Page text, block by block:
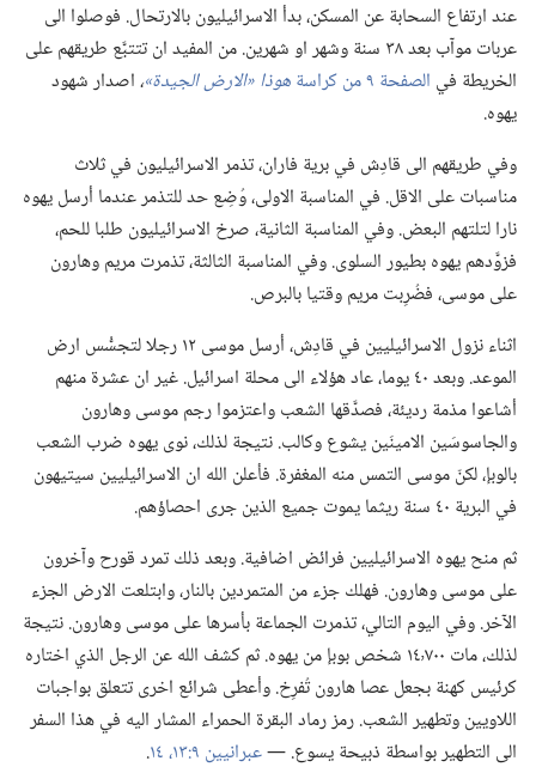
عند ارتفاع السحابة عن المسكن،‏ بدأ الاسرائيليون بالارتحال.‏ فوصلوا الى
عربات موآب بعد ٣٨ سنة وشهر او شهرين.‏ من المفيد ان تتتبَّع طريقهم على
الخريطة في الصفحة ٩ من كراسة هوذا «الارض الجيدة»‏‏،‏اصدار شهود
يهوه.‏
وفي طريقهم الى قادِش في برية فاران،‏ تذمر الاسرائيليون في ثلاث
مناسبات على الاقل.‏ في المناسبة الاولى،‏ وُضِع حد للتذمر عندما أرسل يهوه
نارا لتلتهم البعض.‏ وفي المناسبة الثانية،‏ صرخ الاسرائيليون طلبا للحم،‏
فزوَّدهم يهوه بطيور السلوى.‏ وفي المناسبة الثالثة،‏ تذمرت مريم وهارون
على موسى،‏ فضُرِبت مريم وقتيا بالبرص.‏
اثناء نزول الاسرائيليين في قادِش،‏ أرسل موسى ١٢ رجلا لتجسُّس ارض
الموعد.‏ وبعد ٤٠ يوما،‏ عاد هؤلاء الى محلة اسرائيل.‏ غير ان عشرة منهم
أشاعوا مذمة رديئة،‏ فصدَّقها الشعب واعتزموا رجم موسى وهارون
والجاسوسَين الامينَين يشوع وكالب.‏ نتيجة لذلك،‏ نوى يهوه ضرب الشعب
بالوبإ،‏ لكنّ موسى التمس منه المغفرة.‏ فأعلن الله ان الاسرائيليين سيتيهون
في البرية ٤٠ سنة ريثما يموت جميع الذين جرى احصاؤهم.‏
ثم منح يهوه الاسرائيليين فرائض اضافية.‏ وبعد ذلك تمرد قورح وآخرون
على موسى وهارون.‏ فهلك جزء من المتمردين بالنار،‏ وابتلعت الارض الجزء
الآخر.‏ وفي اليوم التالي،‏ تذمرت الجماعة بأسرها على موسى وهارون.‏ نتيجة
لذلك،‏ مات ١٤٬٧٠٠ شخص بوبإ من يهوه.‏ ثم كشف الله عن الرجل الذي اختاره
كرئيس كهنة بجعل عصا هارون تُفرِخ.‏ وأعطى شرائع اخرى تتعلق بواجبات
اللاويين وتطهير الشعب.‏ رمز رماد البقرة الحمراء المشار اليه في هذا السفر
الى التطهير بواسطة ذبيحة يسوع.‏ —‏عبرانيين ٩:‏١٣،‏ ١٤
‏.‏